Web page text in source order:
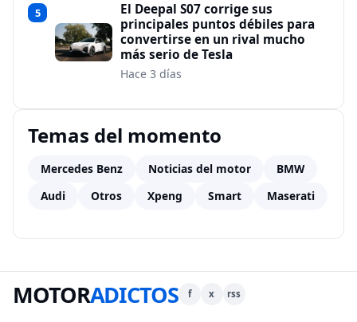
5
El Deepal S07 corrige sus
principales puntos débiles para
convertirse en un rival mucho
más serio de Tesla
Hace 3 días
Temas del momento
Mercedes Benz Noticias del motor
BMW
Audi
Otros Xpeng Smart Maserati
MOTORADICTOS f x rss